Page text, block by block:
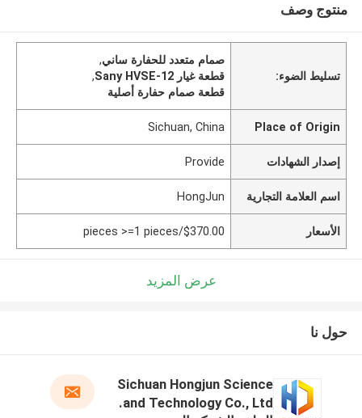
منتوج وصف
تسليط الضوء:
صمام متعدد للحفارة ساني,
قطعة غيار Sany HVSE-12
,
قطعة صمام حفارة أصلية
Place of Origin
Sichuan, China
إصدار الشهادات Provide
اسم العلامة التجارية HongJun
الأسعار $370.00/pieces >=1 pieces
عرض المزيد
حول نا
Sichuan Hongjun Science
and Technology Co., Ltd.